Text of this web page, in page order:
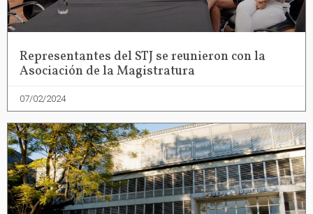
Representantes del STJ se reunieron con la
Asociación de la Magistratura
07/02/2024